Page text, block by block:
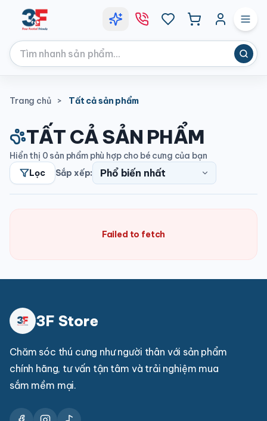
Trang chủ > Tất cả sản phẩm
TẤT CẢ SẢN PHẨM
Hiển thị 0 sản phẩm phù hợp cho bé cưng của bạn
Lọc
Sắp xếp:
Failed to fetch
3F Store
Chăm sóc thú cưng như người thân với sản phẩm
chính hãng, tư vấn tận tâm và trải nghiệm mua
sắm mềm mại.